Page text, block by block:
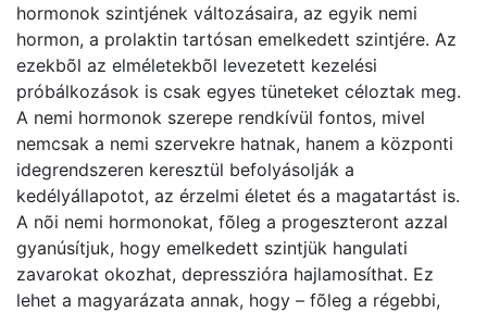
hormonok szintjének változásaira, az egyik nemi
hormon, a prolaktin tartósan emelkedett szintjére. Az
ezekbõl az elméletekbõl levezetett kezelési
próbálkozások is csak egyes tüneteket céloztak meg.
A nemi hormonok szerepe rendkívül fontos, mivel
nemcsak a nemi szervekre hatnak, hanem a központi
idegrendszeren keresztül befolyásolják a
kedélyállapotot, az érzelmi életet és a magatartást is.
A nõi nemi hormonokat, fõleg a progeszteront azzal
gyanúsítjuk, hogy emelkedett szintjük hangulati
zavarokat okozhat, depresszióra hajlamosíthat. Ez
lehet a magyarázata annak, hogy – fõleg a régebbi,